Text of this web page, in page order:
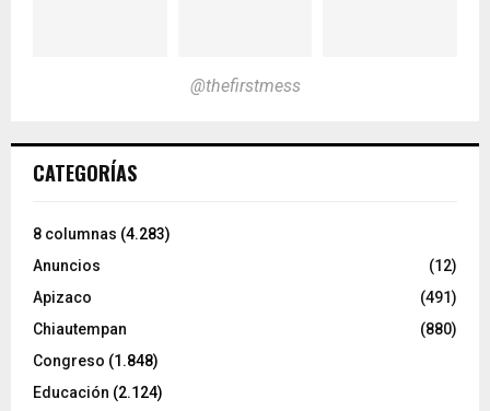
@thefirstmess
CATEGORÍAS
8 columnas (4.283)
Anuncios
(12)
Apizaco
(491)
Chiautempan
(880)
Congreso (1.848)
Educación (2.124)